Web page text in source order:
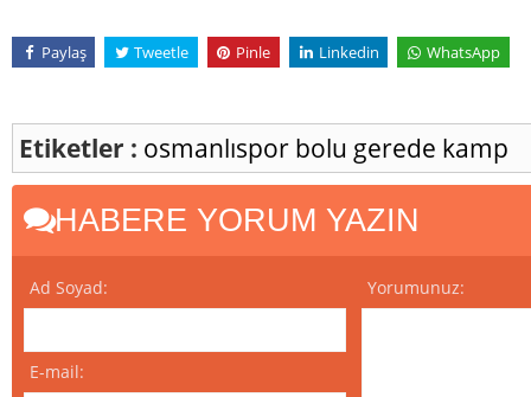
Paylaş Tweetle Pinle Linkedin WhatsApp
Etiketler : osmanlıspor bolu gerede kamp
HABERE YORUM YAZIN
Ad Soyad:
E-mail:
Yorumunuz: